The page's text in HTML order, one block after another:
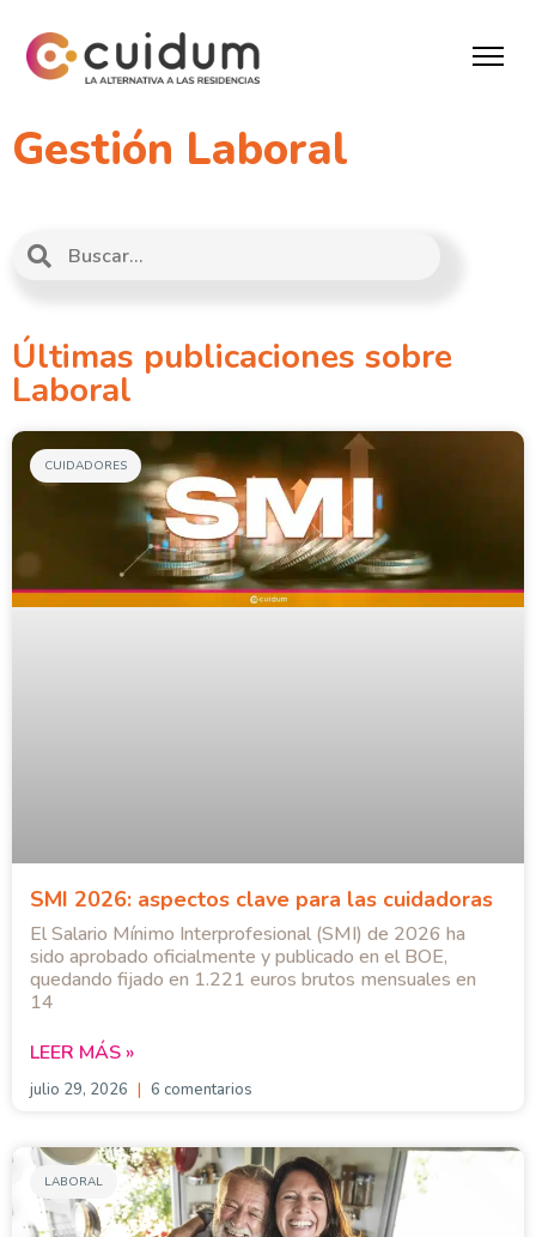
Gestión Laboral
Últimas publicaciones sobre
Laboral
CUIDADORES
SMI 2026: aspectos clave para las cuidadoras
El Salario Mínimo Interprofesional (SMI) de 2026 ha
sido aprobado oficialmente y publicado en el BOE,
quedando fijado en 1.221 euros brutos mensuales en
14
LEER MÁS »
julio 29, 2026 6 comentarios
LABORAL